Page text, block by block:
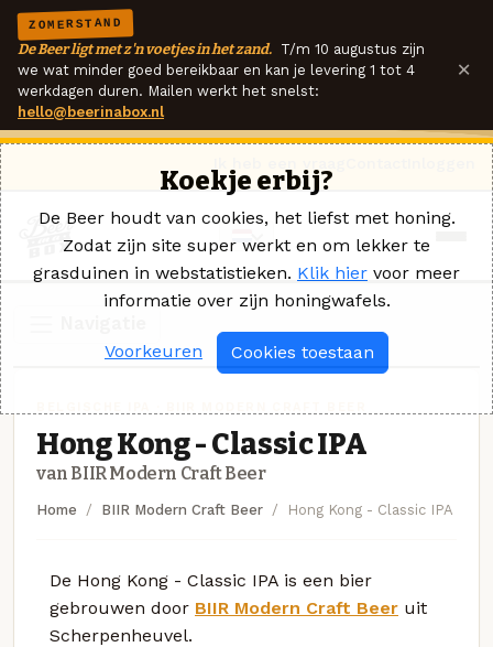
ZOMERSTAND
De Beer ligt met z'n voetjes in het zand. T/m 10 augustus zijn
we wat minder goed bereikbaar en kan je levering 1 tot 4
werkdagen duren. Mailen werkt het snelst:
hello@beerinabox.nl
×
Hong Kong - Classic IPA
van BIIR Modern Craft Beer
Home BIIR Modern Craft Beer Hong Kong - Classic IPA
De Hong Kong - Classic IPA is een bier
gebrouwen door BIIR Modern Craft Beer uit
Scherpenheuvel.
Koekje erbij?
De Beer houdt van cookies, het liefst met honing.
Zodat zijn site super werkt en om lekker te
grasduinen in webstatistieken. Klik hier voor meer
informatie over zijn honingwafels.
Voorkeuren Cookies toestaan